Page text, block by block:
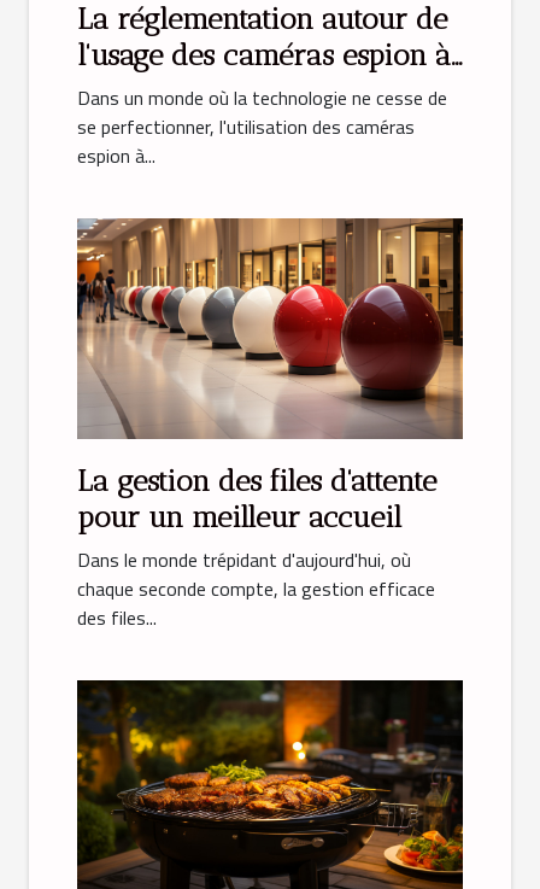
La réglementation autour de
l'usage des caméras espion à
domicile
Dans un monde où la technologie ne cesse de
se perfectionner, l'utilisation des caméras
espion à...
La gestion des files d'attente
pour un meilleur accueil
Dans le monde trépidant d'aujourd'hui, où
chaque seconde compte, la gestion efficace
des files...